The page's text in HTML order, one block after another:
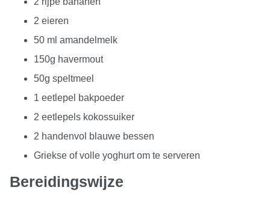
2 eieren
50 ml amandelmelk
150g havermout
50g speltmeel
1 eetlepel bakpoeder
2 eetlepels kokossuiker
2 handenvol blauwe bessen
Griekse of volle yoghurt om te serveren
Bereidingswijze